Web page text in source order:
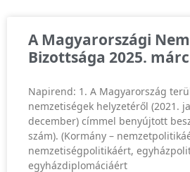
A Magyarországi
Bizottsága 2025.
Napirend: 1. A Magyarország
nemzetiségek helyzetéről (2021.
december) címmel benyújtott
szám). (Kormány –
nemzetiségpolitikáért,
egyházdiplomáciáért